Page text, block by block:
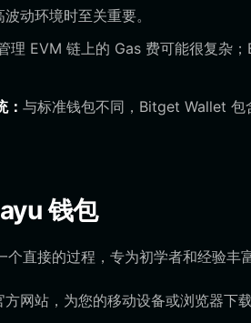
动环境时至关重要。
理 EVM 链上的 Gas 费可能很复杂
与标准钱包不同，Bitget Wallet 包
钱包
直接的过程，专为初学者和经验丰
方网站，为您的移动设备或浏览器下